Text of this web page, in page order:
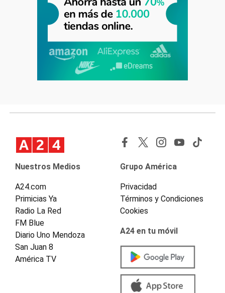
Nuestros Medios
A24.com
Primicias Ya
Radio La Red
FM Blue
Diario Uno Mendoza
San Juan 8
América TV
Grupo América
Privacidad
Términos y Condiciones
Cookies
A24 en tu móvil